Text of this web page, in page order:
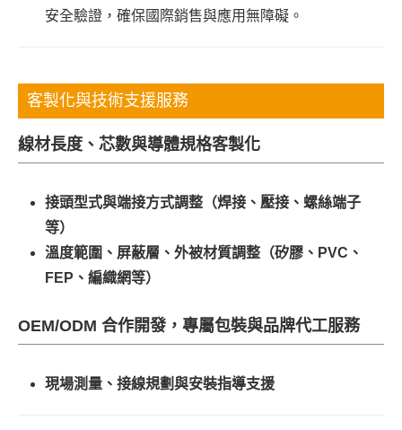
安全驗證，確保國際銷售與應用無障礙。
客製化與技術支援服務
線材長度、芯數與導體規格客製化
接頭型式與端接方式調整（焊接、壓接、螺絲端子
等）
溫度範圍、屏蔽層、外被材質調整（矽膠、PVC、
FEP、編織網等）
OEM/ODM 合作開發，專屬包裝與品牌代工服務
現場測量、接線規劃與安裝指導支援